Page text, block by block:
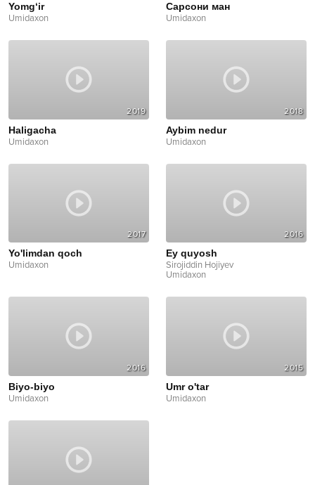
Yomg‘ir
Umidaxon
Сарсони ман
Umidaxon
2019
Haligacha
Umidaxon
2018
Aybim nedur
Umidaxon
2017
Yo'limdan qoch
Umidaxon
2016
Ey quyosh
Sirojiddin Hojiyev
Umidaxon
2016
Biyo-biyo
Umidaxon
2015
Umr o'tar
Umidaxon